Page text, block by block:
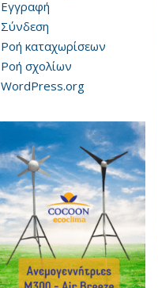
Εγγραφή
Σύνδεση
Ροή καταχωρίσεων
Ροή σχολίων
WordPress.org